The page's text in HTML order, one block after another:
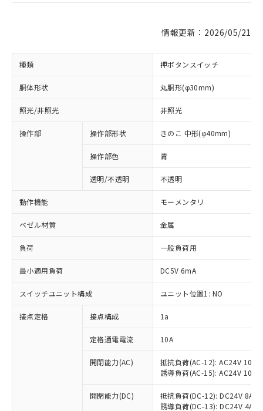
情報更新：2026/05/21
種類 押ボタンスイッチ
胴体形状 丸胴形(φ30mm)
照光/非照光 非照光
操作部 操作部形状 きのこ 中形(φ40mm)
操作部色 青
透明/不透明 不透明
動作機能 モーメンタリ
ベゼル材質 金属
負荷 一般負荷用
最小適用負荷 DC5V 6mA
スイッチユニット構成 ユニット位置1: NO
接点定格 接点構成 1a
定格通電電流 10A
開閉能力(AC)
抵抗負荷(AC-12): AC24V 10A/
誘導負荷(AC-15): AC24V
開閉能力(DC)
抵抗負荷(DC-12): DC24V 8A/
誘導負荷(DC-13): DC24V 4A/
ご利用条件
対応済み：EU RoHS指令（10物質）の
非含有に対応した製品が提供可能な商品で
対応予定：EU RoHS指令（10物質）の非含
有に対応した製品に切り替える予定のある